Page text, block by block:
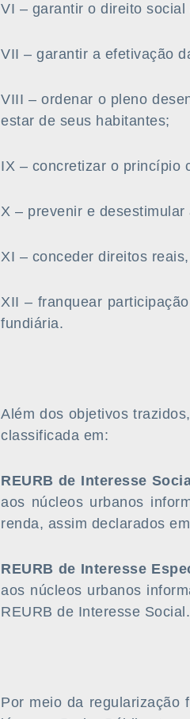
VI – garantir o direito
VII – garantir a efetivação
VIII – ordenar o pleno
estar de seus habitantes;
IX – concretizar o princípio
X – prevenir e
XI – conceder direitos
XII – franquear
fundiária.
Além dos objetivos
classificada em:
REURB de Interesse
aos núcleos urbanos
renda, assim declarados
REURB de Interesse
aos núcleos urbanos
REURB de Interesse Social.
Por meio da regularização